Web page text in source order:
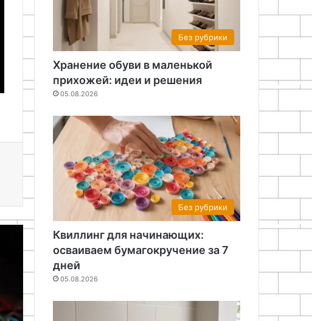
19.05.2026
Без рубрики
Хранение обуви в маленькой
прихожей: идеи и решения
05.08.2026
Без рубрики
Квиллинг для начинающих:
осваиваем бумагокручение за 7
дней
05.08.2026